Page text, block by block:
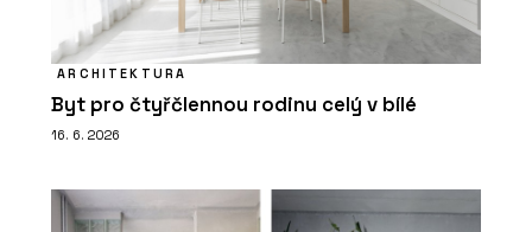
ARCHITEKTURA
Byt pro čtyřčlennou rodinu celý v bílé
16. 6. 2026